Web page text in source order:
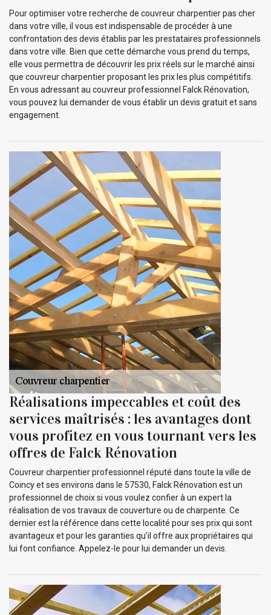
Pour optimiser votre recherche de couvreur charpentier pas cher
dans votre ville, il vous est indispensable de procéder à une
confrontation des devis établis par les prestataires professionnels
dans votre ville. Bien que cette démarche vous prend du temps,
elle vous permettra de découvrir les prix réels sur le marché ainsi
que couvreur charpentier proposant les prix les plus compétitifs.
En vous adressant au couvreur professionnel Falck Rénovation,
vous pouvez lui demander de vous établir un devis gratuit et sans
engagement.
Réalisations impeccables et coût des
services maîtrisés : les avantages dont
vous profitez en vous tournant vers les
offres de Falck Rénovation
Couvreur charpentier professionnel réputé dans toute la ville de
Coincy et ses environs dans le 57530, Falck Rénovation est un
professionnel de choix si vous voulez confier à un expert la
réalisation de vos travaux de couverture ou de charpente. Ce
dernier est la référence dans cette localité pour ses prix qui sont
avantageux et pour les garanties qu’il offre aux propriétaires qui
lui font confiance. Appelez-le pour lui demander un devis.